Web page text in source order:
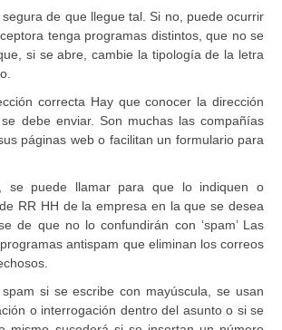
de que llegue tal. Si no, puede ocurrir
tenga programas distintos, que no se
si se abre, cambie la tipología de la letra
correcta Hay que conocer la dirección
debe enviar. Son muchas las compañías
páginas web o facilitan un formulario para
se puede llamar para que lo indiquen o
RR HH de la empresa en la que se desea
de que no lo confundirán con ‘spam’ Las
antispam que eliminan los correos
si se escribe con mayúscula, se usan
o interrogación dentro del asunto o si se